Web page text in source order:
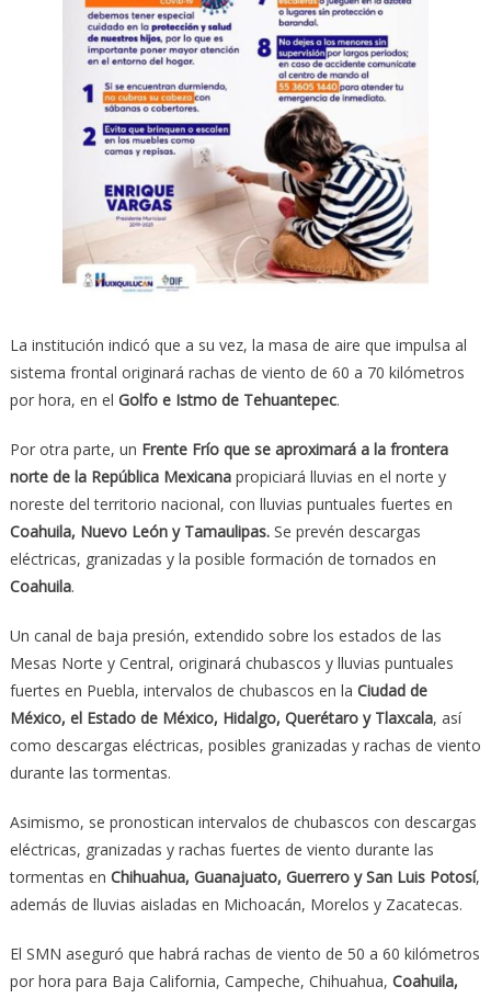
La institución indicó que a su vez, la masa de aire que impulsa al
sistema frontal originará rachas de viento de 60 a 70 kilómetros
por hora, en el Golfo e Istmo de Tehuantepec.
Por otra parte, un Frente Frío que se aproximará a la frontera
norte de la República Mexicanapropiciará lluvias en el norte y
noreste del territorio nacional, con lluvias puntuales fuertes en
Coahuila, Nuevo León y Tamaulipas.Se prevén descargas
eléctricas, granizadas y la posible formación de tornados en
Coahuila.
Un canal de baja presión, extendido sobre los estados de las
Mesas Norte y Central, originará chubascos y lluvias puntuales
fuertes en Puebla, intervalos de chubascos en la Ciudad de
México, el Estado de México, Hidalgo, Querétaro y Tlaxcala, así
como descargas eléctricas, posibles granizadas y rachas de viento
durante las tormentas.
Asimismo, se pronostican intervalos de chubascos con descargas
eléctricas, granizadas y rachas fuertes de viento durante las
tormentas en Chihuahua, Guanajuato, Guerrero y San Luis Potosí,
además de lluvias aisladas en Michoacán, Morelos y Zacatecas.
El SMN aseguró que habrá rachas de viento de 50 a 60 kilómetros
por hora para Baja California, Campeche, Chihuahua, Coahuila,